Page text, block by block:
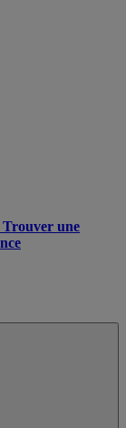
Trouver une